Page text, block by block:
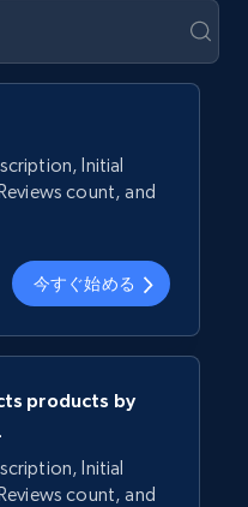
Initial
count, and
今すぐ始める
products by
Initial
count, and